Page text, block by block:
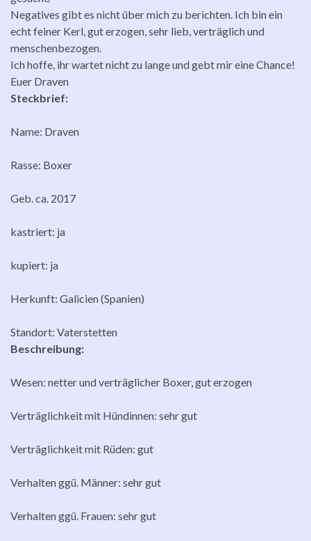
Negatives gibt es nicht über mich zu berichten. Ich bin ein
echt feiner Kerl, gut erzogen, sehr lieb, verträglich und
menschenbezogen.
Ich hoffe, ihr wartet nicht zu lange und gebt mir eine Chance!
Euer Draven
Steckbrief:
Name: Draven
Rasse: Boxer
Geb. ca. 2017
kastriert: ja
kupiert: ja
Herkunft: Galicien (Spanien)
Standort: Vaterstetten
Beschreibung:
Wesen: netter und verträglicher Boxer, gut erzogen
Verträglichkeit mit Hündinnen: sehr gut
Verträglichkeit mit Rüden: gut
Verhalten ggü. Männer: sehr gut
Verhalten ggü. Frauen: sehr gut